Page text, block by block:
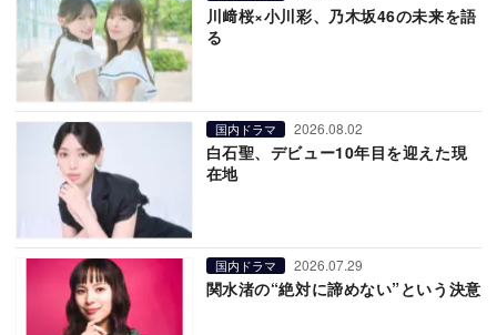
川﨑桜×小川彩、乃木坂46の未来を語
る
国内ドラマ 2026.08.02
白石聖、デビュー10年目を迎えた現
在地
国内ドラマ 2026.07.29
関水渚の“絶対に諦めない”という決意